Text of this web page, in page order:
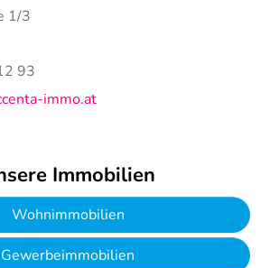
1/3
93
immo.at
Immobilien
Wohnimmobilien
Gewerbeimmobilien